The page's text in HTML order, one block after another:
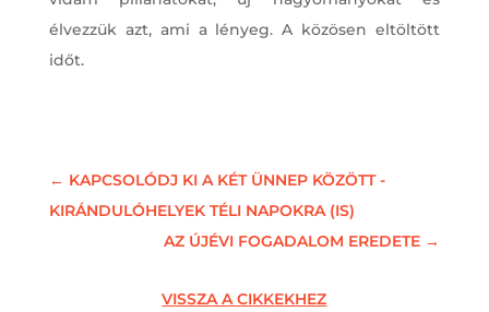
élvezzük azt, ami a lényeg. A közösen eltöltött
időt.
← KAPCSOLÓDJ KI A KÉT ÜNNEP KÖZÖTT -
KIRÁNDULÓHELYEK TÉLI NAPOKRA (IS)
AZ ÚJÉVI FOGADALOM EREDETE →
VISSZA A CIKKEKHEZ